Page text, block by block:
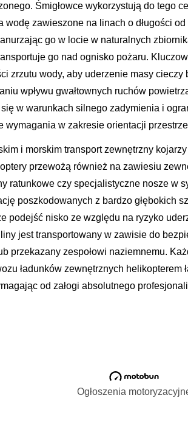
Śmigłowce wykorzystują do tego
wodę zawieszone na linach o długości
go w locie w naturalnych
go nad ognisko pożaru.
zrzutu wody, aby uderzenie masy cieczy
wpływu gwałtownych ruchów
w warunkach silnego zadymienia i
wymagania w zakresie orientacji
i morskim transport zewnętrzny
przewożą również na zawiesiu
ratunkowe czy specjalistyczne nosze w
poszkodowanych z bardzo głębokich
podejść nisko ze względu na ryzyko
jest transportowany w zawisie do
przekazany zespołowi naziemnemu.
ładunków zewnętrznych helikopterem
od załogi absolutnego
Ogłoszenia